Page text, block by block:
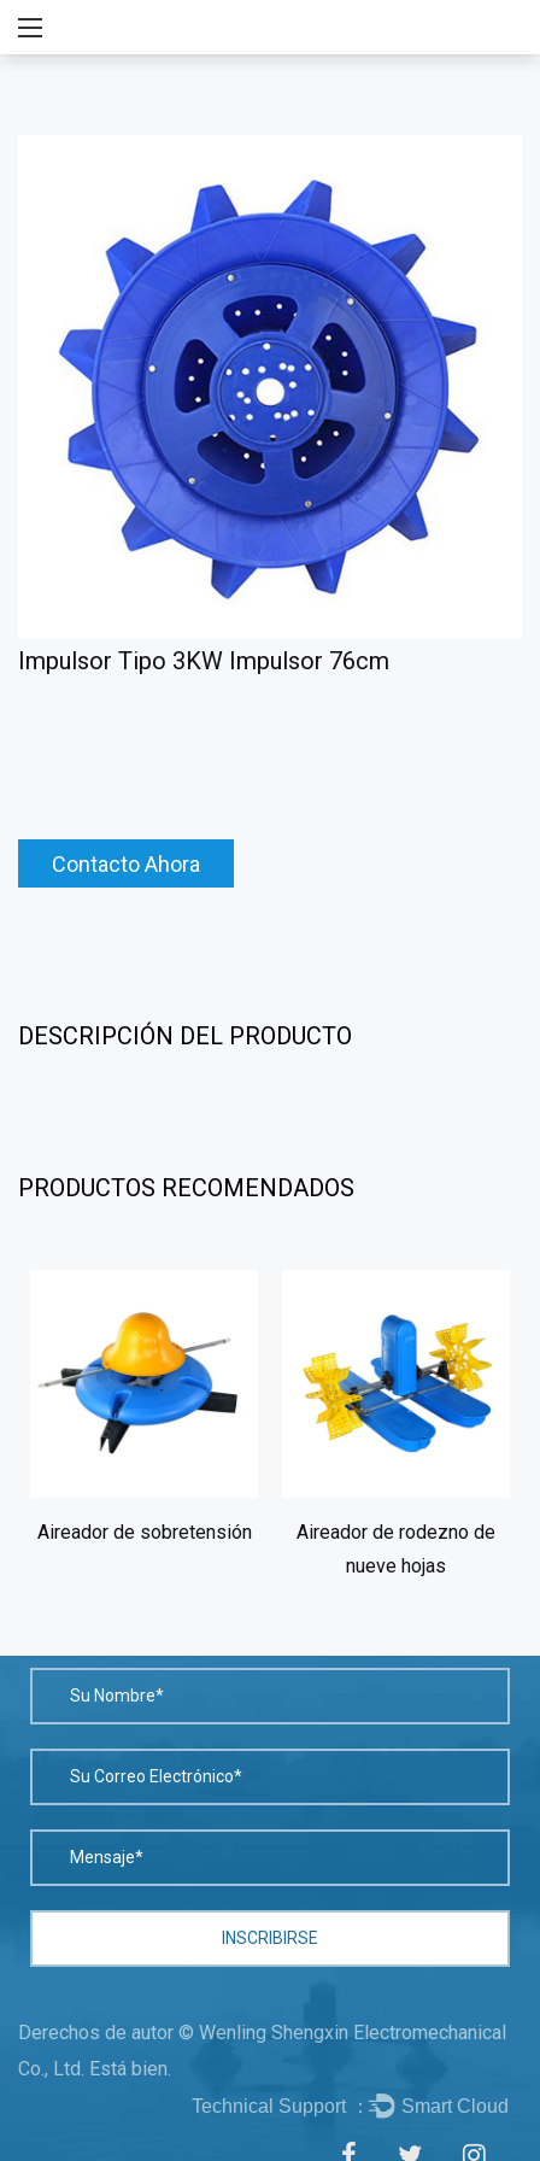
Impulsor Tipo 3KW Impulsor 76cm
Contacto Ahora
DESCRIPCIÓN DEL PRODUCTO
PRODUCTOS RECOMENDADOS
Aireador de sobretensión
Aireador de rodezno de
nueve hojas
Derechos de autor © Wenling Shengxin Electromechanical
Co., Ltd. Está bien.
Technical Support ： Smart Cloud